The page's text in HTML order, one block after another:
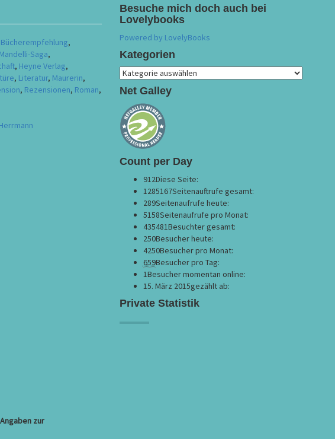
Bücherempfehlung,
Saga,
, Heyne Verlag,
, Literatur, Maurerin,
, Rezensionen, Roman,
zur
Besuche mich doch auch bei
Lovelybooks
Powered by LovelyBooks
Kategorien
Kategorien
Net Galley
Count per Day
912Diese Seite:
1285167Seitenauftrufe gesamt:
289Seitenaufrufe heute:
5158Seitenaufrufe pro Monat:
435481Besuchter gesamt:
250Besucher heute:
4250Besucher pro Monat:
659Besucher pro Tag:
1Besucher momentan online:
15. März 2015gezählt ab:
Private Statistik